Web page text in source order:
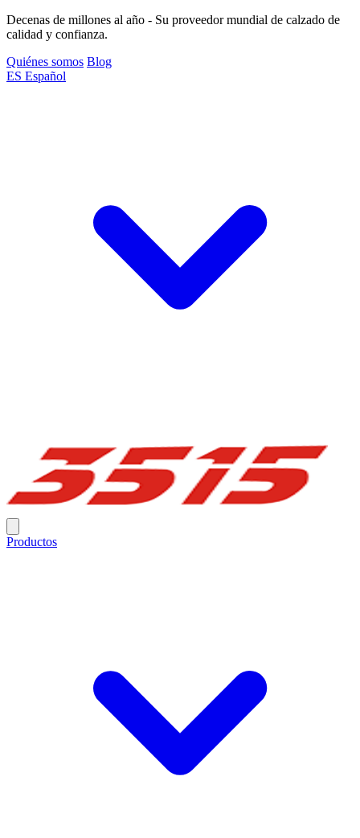
Decenas de millones al año - Su proveedor mundial de calzado de
calidad y confianza.
Quiénes somos Blog
ES Español
Productos